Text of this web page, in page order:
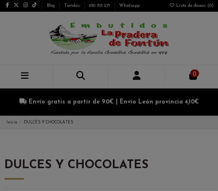
Blog Tiendas 650 701 271 Whatsapp Lista de deseos (0)
0
Envío gratis a partir de 90€ | Envío León provincia 4,10€
Inicio DULCES Y CHOCOLATES
DULCES Y CHOCOLATES